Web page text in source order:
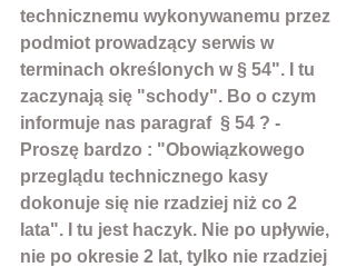
technicznemu wykonywanemu przez
podmiot prowadzący serwis w
terminach określonych w § 54". I tu
zaczynają się "schody". Bo o czym
informuje nas paragraf  § 54 ? -
Proszę bardzo : "Obowiązkowego
przeglądu technicznego kasy
dokonuje się nie rzadziej niż co 2
lata". I tu jest haczyk. Nie po upływie,
nie po okresie 2 lat, tylko nie rzadziej